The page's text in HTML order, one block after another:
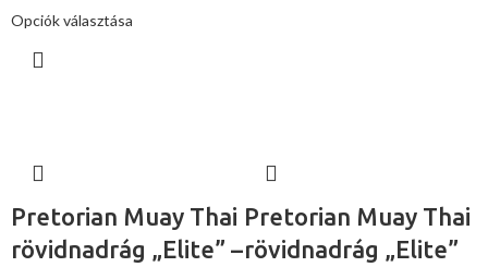
Opciók választása
Pretorian Muay Thai
rövidnadrág „Elite” –
Pretorian Muay Thai
rövidnadrág „Elite”